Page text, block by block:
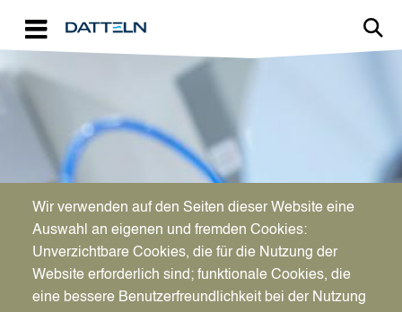
WIRTSCHAFTSFÖRDERUNG
Aktuelles für Unternehmen
Wir verwenden auf den Seiten dieser Website eine
Auswahl an eigenen und fremden Cookies:
Unverzichtbare Cookies, die für die Nutzung der
Website erforderlich sind; funktionale Cookies, die
eine bessere Benutzerfreundlichkeit bei der Nutzung